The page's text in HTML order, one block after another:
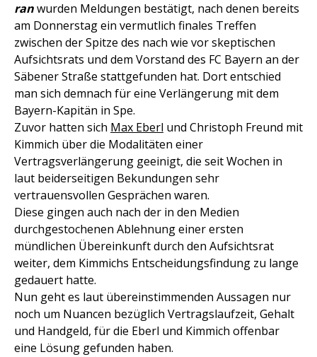
ranwurden Meldungen bestätigt, nach denen bereits
am Donnerstag ein vermutlich finales Treffen
zwischen der Spitze des nach wie vor skeptischen
Aufsichtsrats und dem Vorstand des FC Bayern an der
Säbener Straße stattgefunden hat. Dort entschied
man sich demnach für eine Verlängerung mit dem
Bayern-Kapitän in Spe.
Zuvor hatten sich Max Eberl und Christoph Freund mit
Kimmich über die Modalitäten einer
Vertragsverlängerung geeinigt, die seit Wochen in
laut beiderseitigen Bekundungen sehr
vertrauensvollen Gesprächen waren.
Diese gingen auch nach der in den Medien
durchgestochenen Ablehnung einer ersten
mündlichen Übereinkunft durch den Aufsichtsrat
weiter, dem Kimmichs Entscheidungsfindung zu lange
gedauert hatte.
Nun geht es laut übereinstimmenden Aussagen nur
noch um Nuancen bezüglich Vertragslaufzeit, Gehalt
und Handgeld, für die Eberl und Kimmich offenbar
eine Lösung gefunden haben.